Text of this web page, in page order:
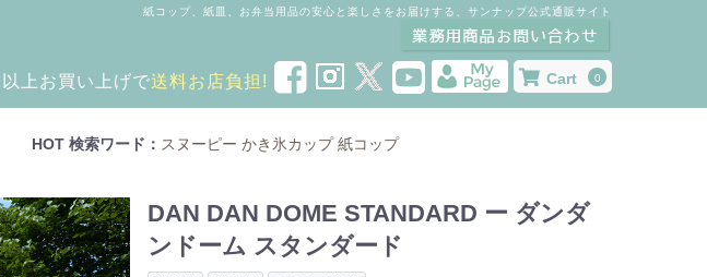
紙コップ、紙皿、お弁当用品の安心と楽しさをお届けする、サンナップ公式通販サイト
Cart 0
以上 お買い上げで送料お店負担!
HOT 検索ワード： スヌーピー かき氷カップ 紙コップ
DAN DAN DOME STANDARD ー ダンダ
ンドーム スタンダード